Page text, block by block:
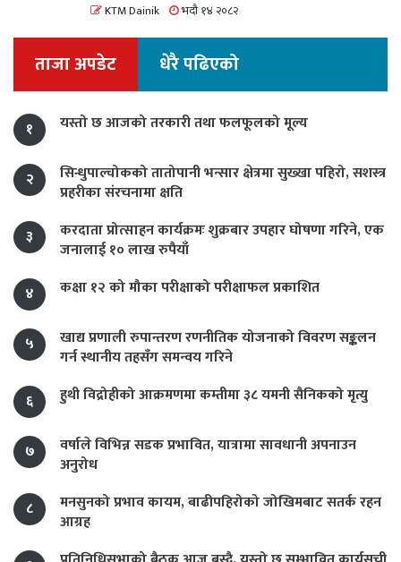
KTM Dainik भदौ १४ २०८२
ताजा अपडेट धेरै पढिएको
१ यस्तो छ आजको तरकारी तथा फलफूलको मूल्य
२
सिन्धुपाल्चोकको तातोपानी भन्सार क्षेत्रमा सुख्खा पहिरो, सशस्त्र
प्रहरीका संरचनामा क्षति
३
करदाता प्रोत्साहन कार्यक्रमः शुक्रबार उपहार घोषणा गरिने, एक
जनालाई १० लाख रुपैयाँ
४
कक्षा १२ को मौका परीक्षाको परीक्षाफल प्रकाशित
५
खाद्य प्रणाली रुपान्तरण रणनीतिक योजनाको विवरण सङ्कलन
गर्न स्थानीय तहसँग समन्वय गरिने
६
हुथी विद्रोहीको आक्रमणमा कम्तीमा ३८ यमनी सैनिकको मृत्यु
७
वर्षाले विभिन्न सडक प्रभावित, यात्रामा सावधानी अपनाउन
अनुरोध
८
मनसुनको प्रभाव कायम, बाढीपहिरोको जोखिमबाट सतर्क रहन
आग्रह